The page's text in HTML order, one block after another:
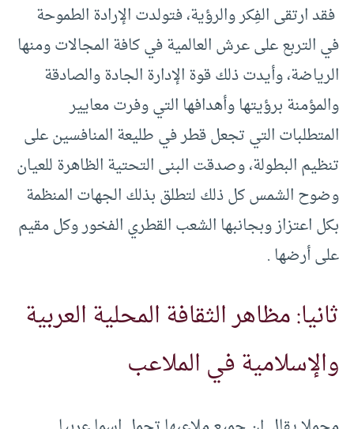
فقد ارتقى الفِكر والرؤية، فتولدت الإرادة الطموحة
في التربع على عرش العالمية في كافة المجالات ومنها
الرياضة، وأيدت ذلك قوة الإدارة الجادة والصادقة
والمؤمنة برؤيتها وأهدافها التي وفرت معايير
المتطلبات التي تجعل قطر في طليعة المنافسين على
تنظيم البطولة، وصدقت البنى التحتية الظاهرة للعيان
وضوح الشمس كل ذلك لتطلق بذلك الجهات المنظمة
بكل اعتزاز وبجانبها الشعب القطري الفخور وكل مقيم
على أرضها .
ثانيا: مظاهر الثقافة المحلية العربية
والإسلامية في الملاعب